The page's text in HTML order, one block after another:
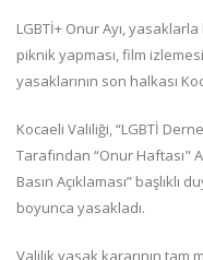
LGBTİ+ Onur Ayı,
piknik yapması, film
yasaklarının son halkası
Kocaeli Valiliği, “LGBTİ
Tarafından “Onur Haftası"
Basın Açıklaması”
boyunca yasakladı.
Valilik yasak kararının tam